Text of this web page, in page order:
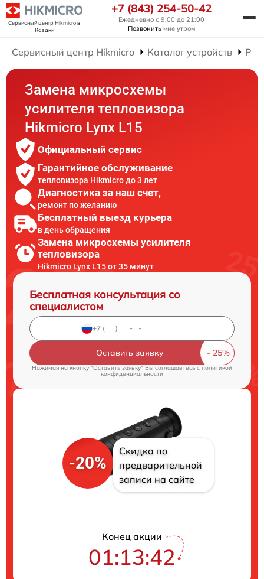
Сервисный центр Hikmicroв
Казани
+7 (843) 254-50-42
Ежедневно с 9:00 до 21:00
Позвонить мне утром
Сервисный центр Hikmicro Каталог устройств
Замена микросхемы
усилителя тепловизора
Hikmicro Lynx L15
Официальный сервис
Гарантийное обслуживание
тепловизора Hikmicro до 3 лет
Диагностика за наш счет,
ремонт по желанию
Бесплатный выезд курьера
в день обращения
Замена микросхемы усилителя
тепловизора
Hikmicro Lynx L15 от 35 минут
Бесплатная консультация со
специалистом
Оставить заявку
Нажимая на кнопку "Оставить заявку" Вы соглашаетесь cполитикой
конфиденциальности
-20%
Скидка по
предварительной
записи на сайте
Конец акции
01:13:41